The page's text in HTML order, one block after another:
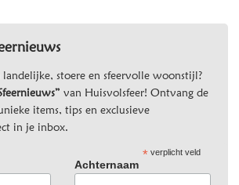
landelijke, stoere en sfeervolle woonstijl?
van Huisvolsfeer! Ontvang de
items, tips en exclusieve
in je inbox.
*verplicht veld
Achternaam